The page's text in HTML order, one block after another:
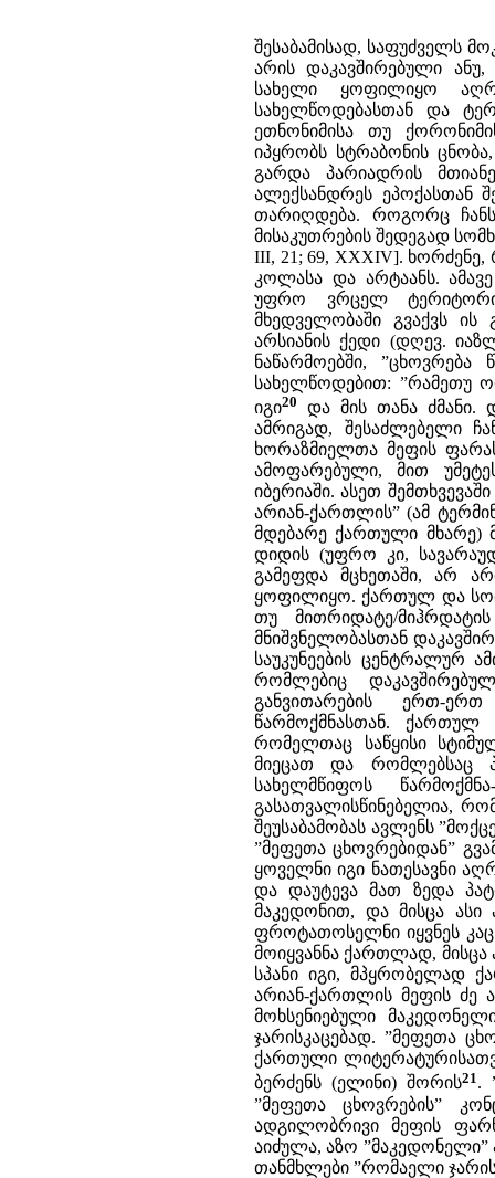
შესაბამისად, საფუძველს
არის დაკავშირებული ანუ,
სახელი ყოფილიყო
სახელწოდებასთან და
ეთნონიმისა თუ
იპყრობს სტრაბონის
გარდა პარიადრის
ალექსანდრეს ეპოქასთან
თარიღდება. როგორც
მისაკუთრების შედეგად
III, 21; 69, XXXIV].
კოლასა და არტაანს.
უფრო ვრცელ
მხედველობაში გვაქვს
არსიანის ქედი (დღევ.
ნაწარმოებში,
სახელწოდებით: ”რამეთუ
იგი20
და მის თანა ძმანი.
ამრიგად, შესაძლებელი
ხორაზმიელთა მეფის
ამოფარებული, მით
იბერიაში. ასეთ
არიან-ქართლის” (ამ
მდებარე ქართული მხარე)
დიდის (უფრო კი,
გამეფდა მცხეთაში, არ
ყოფილიყო. ქართულ და
თუ მითრიდატე/
მნიშვნელობასთან
საუკუნეების ცენტრალურ
რომლებიც
განვითარების ერთ-ერთ
წარმოქმნასთან. ქართულ
რომელთაც საწყისი
მიეცათ და რომლებსაც
სახელმწიფოს
გასათვალისწინებელია,
შეუსაბამობას ავლენს
”მეფეთა ცხოვრებიდან”
ყოველნი იგი ნათესავნი
და დაუტევა მათ ზედა
მაკედონით, და მისცა
ფროტათოსელნი იყვნეს
მოიყვანნა ქართლად,
სპანი იგი, მპყრობელად
არიან-ქართლის მეფის ძე
მოხსენიებული
ჯარისკაცებად. ”მეფეთა
ქართული
ბერძენს (ელინი) შორის21 .
”მეფეთა ცხოვრების”
ადგილობრივი მეფის
აიძულა, აზო
თანმხლები ”რომაელი